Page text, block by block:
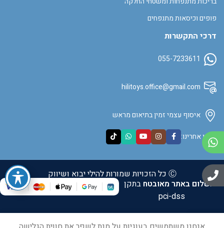
פופים וכיסאות מתנפחים
דרכי התקשרות
055-7233611
hilitoys.office@gmail.com
איסוף עצמי זמין בתיאום מראש
עקבו אחרינו:
Ⓒ כל הזכויות שמורות להילי יבוא ושיווק
התשלום באתר מאובטח בתקן
pci-dss